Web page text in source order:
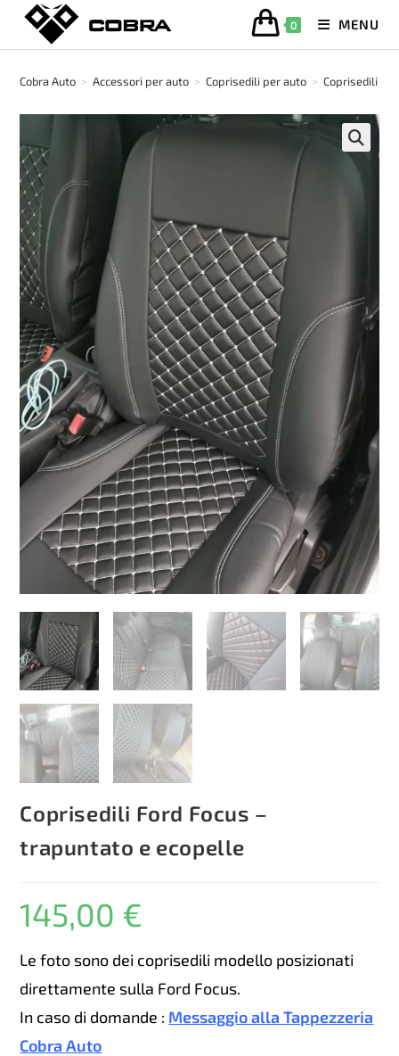
Salta
contenuto
0 MENU
Cobra Auto > Accessori per auto > Coprisedili per auto > Coprisedili di
🔍
Coprisedili Ford Focus –
trapuntato e ecopelle
145,00 €
Le foto sono dei coprisedili modello posizionati
direttamente sulla Ford Focus.
In caso di domande : Messaggio alla Tappezzeria
Cobra Auto